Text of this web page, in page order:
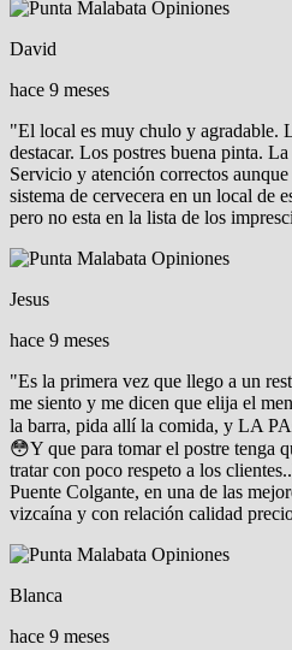
David
hace 9 meses
"El local es muy chulo y agradable.
destacar. Los postres buena pinta.
Servicio y atención correctos
sistema de cervecera en un local de
pero no esta en la lista de los
Jesus
hace 9 meses
"Es la primera vez que llego a un
me siento y me dicen que elija el
la barra, pida allí la comida, y LA
😳Y que para tomar el postre tenga
tratar con poco respeto a los
Puente Colgante, en una de las
vizcaína y con relación calidad
Blanca
hace 9 meses